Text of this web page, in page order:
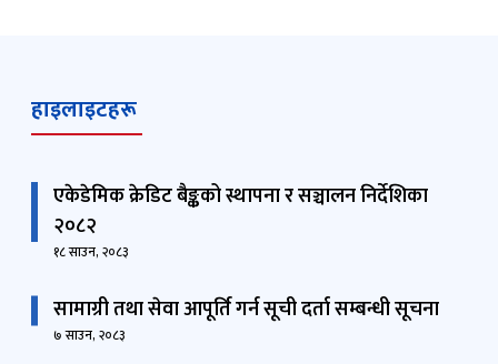
हाइलाइटहरू
एकेडेमिक क्रेडिट बैङ्कको स्थापना र सञ्चालन निर्देशिका
२०८२
१८ साउन, २०८३
सामाग्री तथा सेवा आपूर्ति गर्न सूची दर्ता सम्बन्धी सूचना
७ साउन, २०८३